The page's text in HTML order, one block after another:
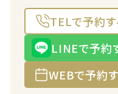
TELで予約す
LINEで予約
WEBで予約